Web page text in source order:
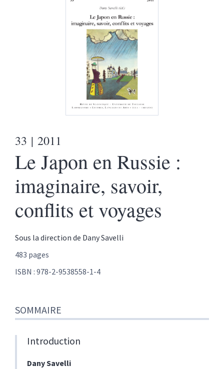
33 | 2011
Le Japon en Russie :
imaginaire, savoir,
conflits et voyages
Sous la direction de DanySavelli
483 pages
ISBN : 978-2-9538558-1-4
SOMMAIRE
Introduction
DanySavelli